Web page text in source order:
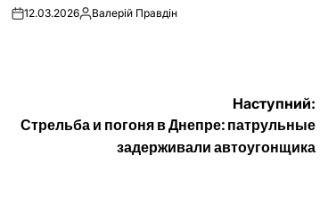
on12.03.2026Опубліковано
Валерій Правдін
Наступний:
Стрельба и погоня в Днепре: патрульные
задерживали автоугонщика